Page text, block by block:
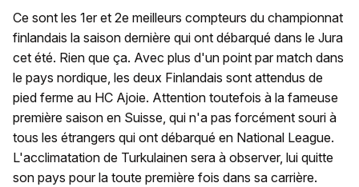
Ce sont les 1er et 2e meilleurs compteurs du championnat
finlandais la saison dernière qui ont débarqué dans le Jura
cet été. Rien que ça. Avec plus d'un point par match dans
le pays nordique, les deux Finlandais sont attendus de
pied ferme au HC Ajoie. Attention toutefois à la fameuse
première saison en Suisse, qui n'a pas forcément souri à
tous les étrangers qui ont débarqué en National League.
L'acclimatation de Turkulainen sera à observer, lui quitte
son pays pour la toute première fois dans sa carrière.